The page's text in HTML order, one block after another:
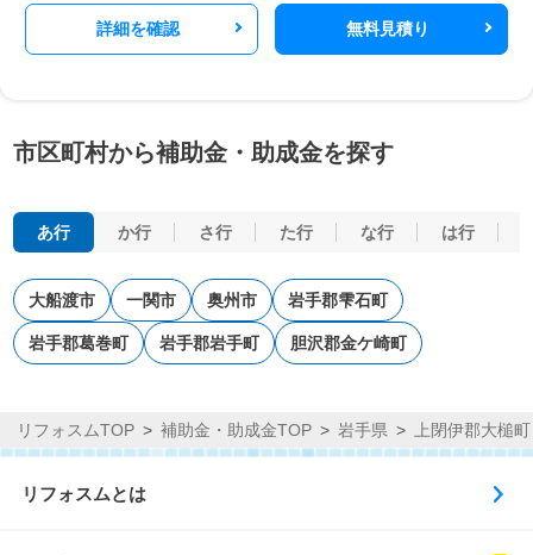
詳細を確認 無料見積り
市区町村から補助金・助成金を探す
あ行 か行 さ行 た行 な行 は行
大船渡市 一関市 奥州市 岩手郡雫石町
岩手郡葛巻町 岩手郡岩手町 胆沢郡金ケ崎町
リフォスムTOP 補助金・助成金TOP 岩手県 上閉伊郡大槌町
リフォスムとは